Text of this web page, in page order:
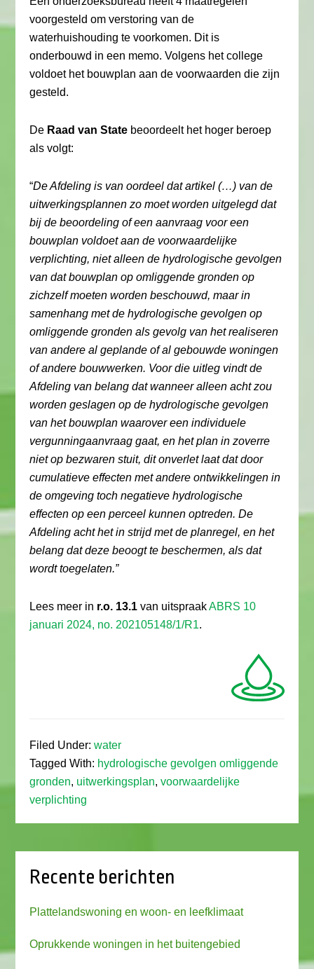
voorgesteld om verstoring van de
waterhuishouding te voorkomen. Dit is
onderbouwd in een memo. Volgens het college
voldoet het bouwplan aan de voorwaarden die zijn
gesteld.
De Raad van State beoordeelt het hoger beroep
als volgt:
“De Afdeling is van oordeel dat artikel (…) van de
uitwerkingsplannen zo moet worden uitgelegd dat
bij de beoordeling of een aanvraag voor een
bouwplan voldoet aan de voorwaardelijke
verplichting, niet alleen de hydrologische gevolgen
van dat bouwplan op omliggende gronden op
zichzelf moeten worden beschouwd, maar in
samenhang met de hydrologische gevolgen op
omliggende gronden als gevolg van het realiseren
van andere al geplande of al gebouwde woningen
of andere bouwwerken. Voor die uitleg vindt de
Afdeling van belang dat wanneer alleen acht zou
worden geslagen op de hydrologische gevolgen
van het bouwplan waarover een individuele
vergunningaanvraag gaat, en het plan in zoverre
niet op bezwaren stuit, dit onverlet laat dat door
cumulatieve effecten met andere ontwikkelingen in
de omgeving toch negatieve hydrologische
effecten op een perceel kunnen optreden. De
Afdeling acht het in strijd met de planregel, en het
belang dat deze beoogt te beschermen, als dat
wordt toegelaten.”
Lees meer in r.o. 13.1 van uitspraakABRS 10
januari 2024, no. 202105148/1/R1.
Filed Under:water
Tagged With: hydrologische gevolgen omliggende
gronden, uitwerkingsplan,voorwaardelijke
verplichting
Recente berichten
Plattelandswoning en woon- en leefklimaat
Oprukkende woningen in het buitengebied